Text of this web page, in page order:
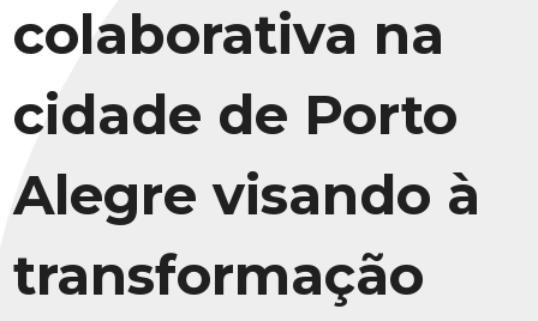
colaborativa na
cidade de Porto
Alegre visando à
transformação